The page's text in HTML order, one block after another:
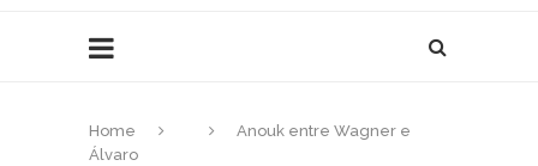
Home
Anouk entre Wagner e
Álvaro